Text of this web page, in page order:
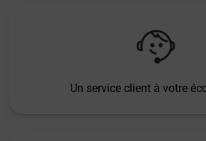
Un service client à votre